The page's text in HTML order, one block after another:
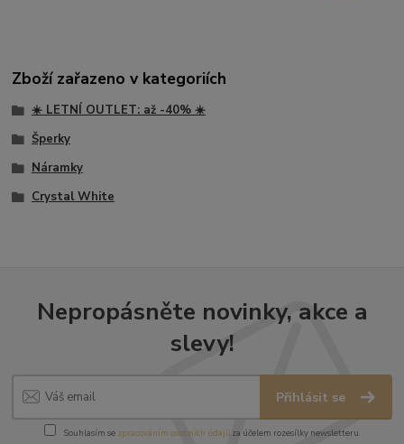
Zboží zařazeno v kategoriích
☀️ LETNÍ OUTLET: až -40% ☀️
Šperky
Náramky
Crystal White
Nepropásněte novinky, akce a
slevy!
Přihlásit se
Souhlasím se zpracováním osobních údajůza účelem rozesílky newsletteru.